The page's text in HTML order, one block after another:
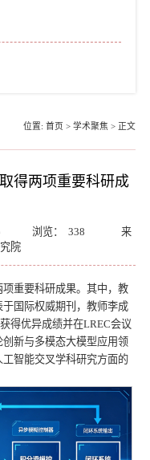
位置: 首页 > 学术聚焦 > 正文
得两项重要科研成
浏览： 338
来
院
重要科研成果。其中，教
国际权威期刊，教师李成
得优异成绩并在LREC会议
新与多模态大模型应用领
智能交叉学科研究方面的